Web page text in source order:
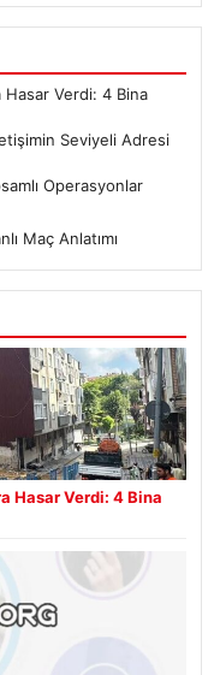
Hasar Verdi: 4 Bina
Seviyeli Adresi
Operasyonlar
Maç Anlatımı
Hasar Verdi: 4 Bina